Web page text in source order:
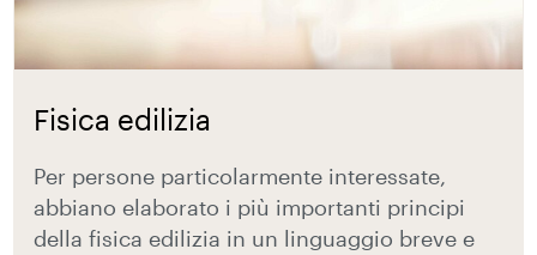
Fisica edilizia
Per persone particolarmente interessate,
abbiano elaborato i più importanti principi
della fisica edilizia in un linguaggio breve e